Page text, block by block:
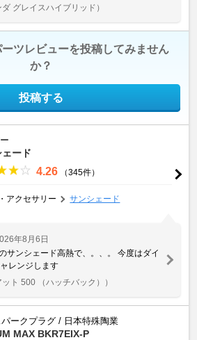
ダ グレイスハイブリッド）
ツレビューを投稿してみません
か？
投稿する
ード
4.26 （345件）
アクセサリー サンシェード
年8月6日
サンシェード高熱で、。、。 今度はダイ
レンジします
ット 500 （ハッチバック））
パークプラグ / 日本特殊陶業
MAX BKR7EIX-P